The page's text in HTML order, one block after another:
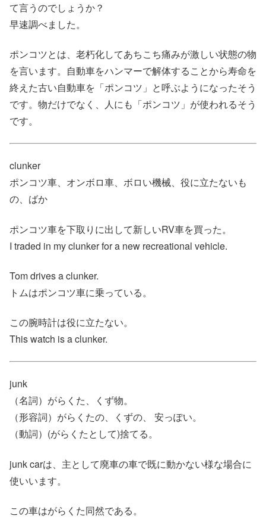
て言うのでしょうか？
早速調べました。
ポンコツとは、老朽化してあちこち痛みが激しい状態の物
を言います。自動車をハンマーで解体することから寿命を
終えた古い自動車を「ポンコツ」と呼ぶようになったそう
です。物だけでなく、人にも「ポンコツ」が使われるそう
です。
clunker
ポンコツ車、オンボロ車、ボロい機械、役に立たないも
の、ばか
ポンコツ車を下取りに出して新しいRV車を買った。
I traded in my clunker for a new recreational vehicle.
Tom drives a clunker.
トムはポンコツ車に乗っている。
この腕時計は役に立たない。
This watch is a clunker.
junk
（名詞）がらくた、くず物。
（形容詞）がらくたの、くずの、 安っぽい。
（動詞）(がらくたとして)捨てる。
junk carは、主として廃車の車で既に動かない様な場合に
使いいます。
この車はがらくた同然である。